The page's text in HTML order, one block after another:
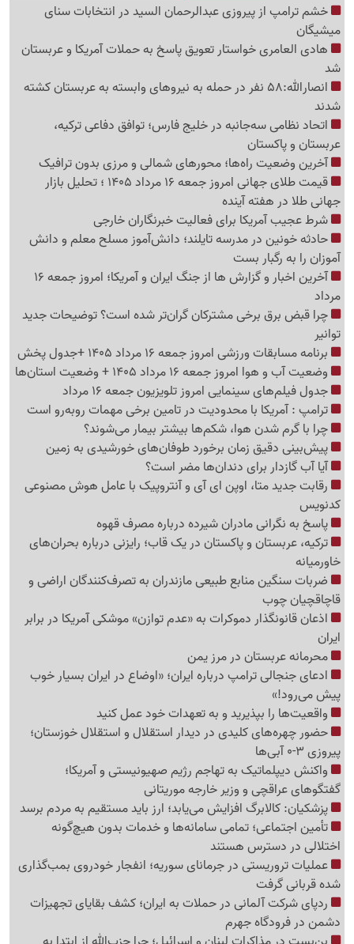
خشم ترامپ از پیروزی عبدالرحمان السید در انتخابات سنای
میشیگان
هادی العامری خواستار تعویق پاسخ به حملات آمریکا و عربستان
شد
انصارالله:58 نفر در حمله به نیروهای وابسته به عربستان کشته
شدند
اتحاد نظامی سه‌جانبه در خلیج فارس؛ توافق دفاعی ترکیه،
عربستان و پاکستان
آخرین وضعیت راه‌ها؛ محورهای شمالی و مرزی بدون ترافیک
قیمت طلای جهانی امروز جمعه 16 مرداد 1405 ؛ تحلیل بازار
جهانی طلا در هفته آینده
شرط عجیب آمریکا برای فعالیت خبرنگاران خارجی
حادثه خونین در مدرسه تایلند؛ دانش‌آموز مسلح معلم و دانش
آموزان را به رگبار بست
آخرین اخبار و گزارش ها از جنگ ایران و آمریکا؛ امروز جمعه 16
مرداد
چرا قبض برق برخی مشترکان گران‌تر شده است؟ توضیحات جدید
توانیر
برنامه مسابقات ورزشی امروز جمعه 16 مرداد 1405 +جدول پخش
وضعیت آب و هوا امروز جمعه 16 مرداد 1405 + وضعیت استان‌ها
جدول فیلم‌های سینمایی امروز تلویزیون جمعه 16 مرداد
ترامپ : آمریکا با محدودیت در تامین برخی مهمات روبه‌رو است
چرا با گرم شدن هوا، شکم‌ها بیشتر بیمار می‌شوند؟
پیش‌بینی دقیق زمان برخورد طوفان‌های خورشیدی به زمین
آیا آب گازدار برای دندان‌ها مضر است؟
رقابت جدید متا، اوپن ای آی و آنتروپیک با عامل هوش مصنوعی
کدنویس
پاسخ به نگرانی مادران شیرده درباره مصرف قهوه
ترکیه، عربستان و پاکستان در یک قاب؛ رایزنی درباره بحران‌های
خاورمیانه
ضربات سنگین منابع طبیعی مازندران به تصرف‌کنندگان اراضی و
قاچاقچیان چوب
اذعان قانونگذار دموکرات به «عدم توازن» موشکی آمریکا در برابر
ایران
محرمانه عربستان در مرز یمن
ادعای جنجالی ترامپ درباره ایران؛ «اوضاع در ایران بسیار خوب
پیش می‌رود!»
واقعیت‌ها را بپذیرید و به تعهدات خود عمل کنید
حضور چهره‌های کلیدی در دیدار استقلال و استقلال خوزستان؛
پیروزی 3-0 آبی‌ها
واکنش دیپلماتیک به تهاجم رژیم صهیونیستی و آمریکا؛
گفتگوهای عراقچی و وزیر خارجه موریتانی
پزشکیان: کالابرگ افزایش می‌یابد؛ ارز باید مستقیم به مردم برسد
تأمین اجتماعی؛ تمامی سامانه‌ها و خدمات بدون هیچ‌گونه
اختلالی در دسترس هستند
عملیات تروریستی در جرمانای سوریه؛ انفجار خودروی بمب‌گذاری
شده قربانی گرفت
ردپای شرکت آلمانی در حملات به ایران؛ کشف بقایای تجهیزات
دشمن در فرودگاه جهرم